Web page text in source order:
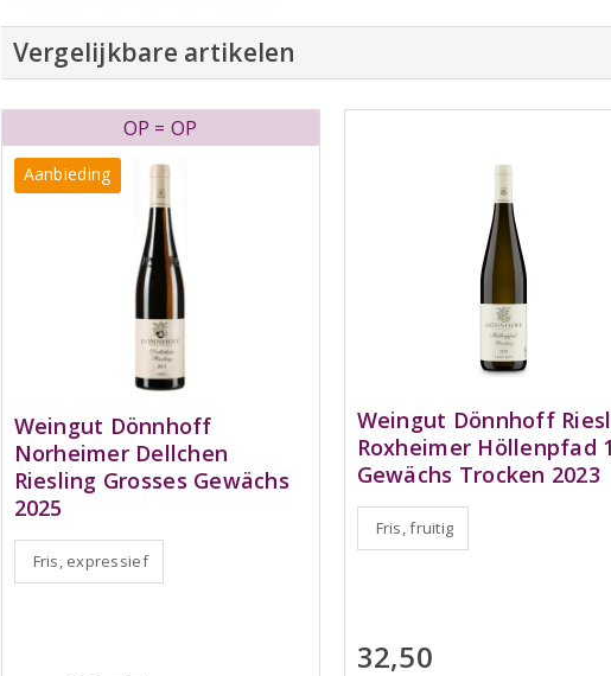
Vergelijkbare artikelen
OP = OP
Aanbieding
Weingut Dönnhoff
Norheimer Dellchen
Riesling Grosses Gewächs
2025
Fris, expressief
Weingut Dönnhoff
Roxheimer Höllenpfad
Gewächs Trocken 2023
Fris, fruitig
32,50